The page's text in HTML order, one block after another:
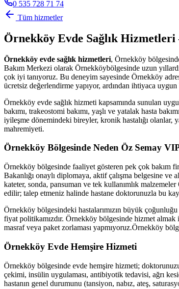
0 535 728 71 74
Tüm hizmetler
Örnekköy Evde Sağlık
Örnekköy evde sağlık hizmetleri, Örnekköy
Bakım Merkezi olarak Örnekköybölgesinde uzun
çok iyi tanıyoruz. Bu deneyim sayesinde Örnekköy
ücretsiz değerlendirme yapıyor, ardından ihtiyaca uygun
Örnekköy evde sağlık hizmeti kapsamında sunulan
bakımı, trakeostomi bakımı, yaşlı ve yatalak hasta
iyileşme dönemindeki bireyler, kronik hastalığı olanlar,
mahremiyeti.
Örnekköy Bölgesinde Neden Öz Semay
Örnekköy bölgesinde faaliyet gösteren pek çok bakım
Bakanlığı onaylı diplomaya, aktif çalışma belgesine ve
kateter, sonda, pansuman ve tek kullanımlık malzemeler
edilir; talep etmeniz halinde hastane doktorunuzla bu
Örnekköy bölgesindeki hastalarımızın büyük
fiyat politikamızdır. Örnekköy bölgesinde hizmet almak
masraf veya paket zorlaması yapmıyoruz.Örnekköy
Örnekköy Evde Hemşire Hizmeti
Örnekköy bölgesinde evde hemşire hizmeti;
çekimi, insülin uygulaması, antibiyotik tedavisi, ağrı
hastanın genel durumunu (tansiyon, nabız, ateş,